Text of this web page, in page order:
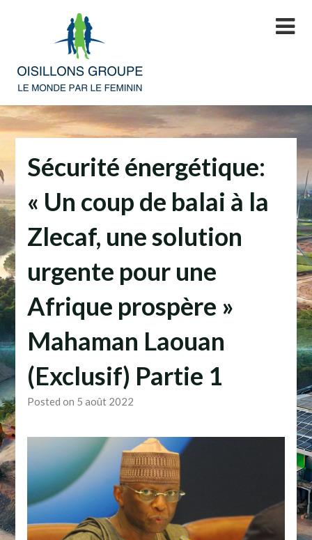
Sécurité énergétique:
« Un coup de balai à la
Zlecaf, une solution
urgente pour une
Afrique prospère »
Mahaman Laouan
(Exclusif) Partie 1
Posted on 5 août 2022